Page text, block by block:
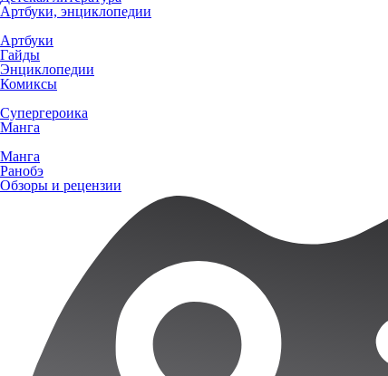
Артбуки, энциклопедии
Артбуки
Гайды
Энциклопедии
Комиксы
Супергероика
Манга
Манга
Ранобэ
Обзоры и рецензии